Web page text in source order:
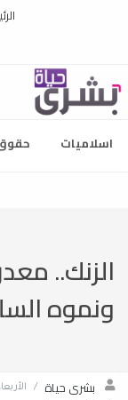
اسلاميات
الزنك..
ونموه
بشرى حياة / الأربعاء 27